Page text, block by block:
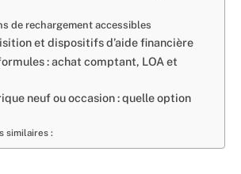
de rechargement accessibles
et dispositifs d’aide financière
: achat comptant, LOA et
neuf ou occasion : quelle option
similaires :